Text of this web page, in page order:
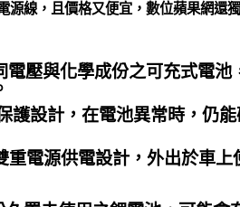
源線，且價格又便宜，數位蘋果網還
壓與化學成份之可充式電
護設計，在電池異常時，仍
電源供電設計，外出於車上